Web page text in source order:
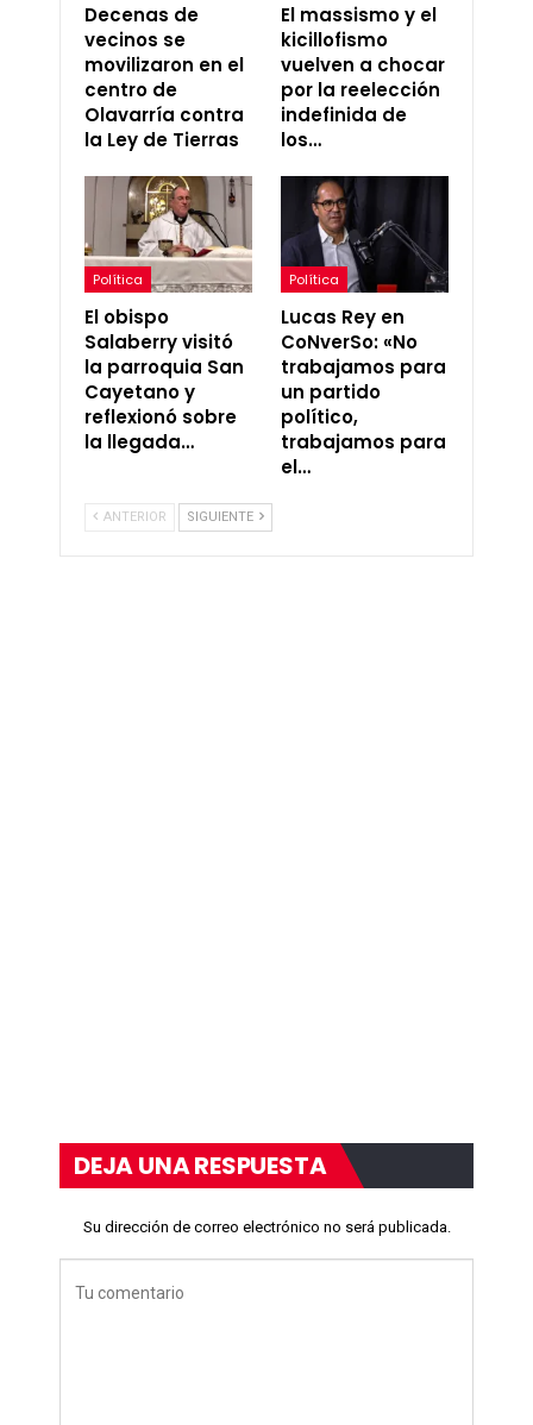
Decenas de
vecinos se
movilizaron en el
centro de
Olavarría contra
la Ley de Tierras
El massismo y el
kicillofismo
vuelven a chocar
por la reelección
indefinida de
los…
Política
El obispo
Salaberry visitó
la parroquia San
Cayetano y
reflexionó sobre
la llegada…
Política
Lucas Rey en
CoNverSo: «No
trabajamos para
un partido
político,
trabajamos para
el…
ANTERIOR SIGUIENTE
DEJA UNA RESPUESTA
Su dirección de correo electrónico no será publicada.